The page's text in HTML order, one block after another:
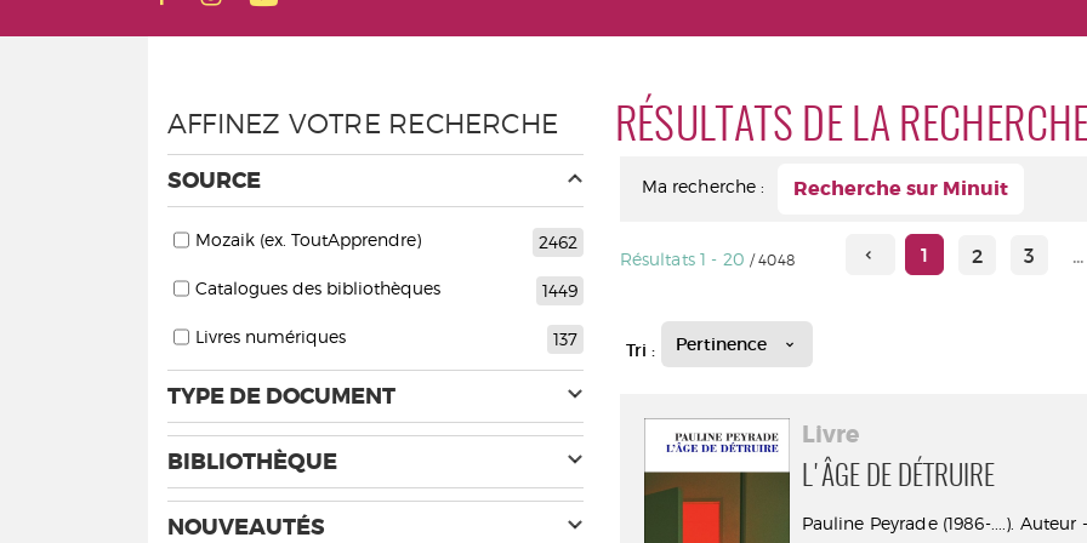
RÉSULTATS DE LA
Ma recherche : Recherche sur Minuit
Résultats1 - 20 / 4048 1 2 3 ...
Tri : Pertinence
Livre
L'ÂGE DE DÉTRUIRE
Pauline Peyrade (1986-....).
AFFINEZ VOTRE RECHERCHE
SOURCE
2462
Mozaik (ex. ToutApprendre)
1449
Catalogues des bibliothèques
137
Livres numériques
TYPE DE DOCUMENT
BIBLIOTHÈQUE
NOUVEAUTÉS